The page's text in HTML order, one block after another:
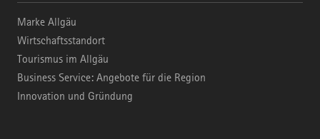
Marke Allgäu
Wirtschaftsstandort
Tourismus im Allgäu
Business Service: Angebote für die Region
Innovation und Gründung